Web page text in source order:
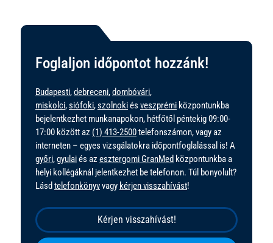
Foglaljon időpontot hozzánk!
Budapesti,debreceni,dombóvári,
miskolci,siófoki,szolnokiés veszprémi központunkba
bejelentkezhet munkanapokon, hétfőtől péntekig 09:00-
17:00 között az (1) 413-2500telefonszámon, vagy az
interneten – egyes vizsgálatokra időpontfoglalással is! A
győri,gyulaiés az esztergomi GranMed központunkba a
helyi kollégáknál jelentkezhet be telefonon. Túl bonyolult?
Lásd telefonkönyvvagy kérjen visszahívást!
Kérjen visszahívást!